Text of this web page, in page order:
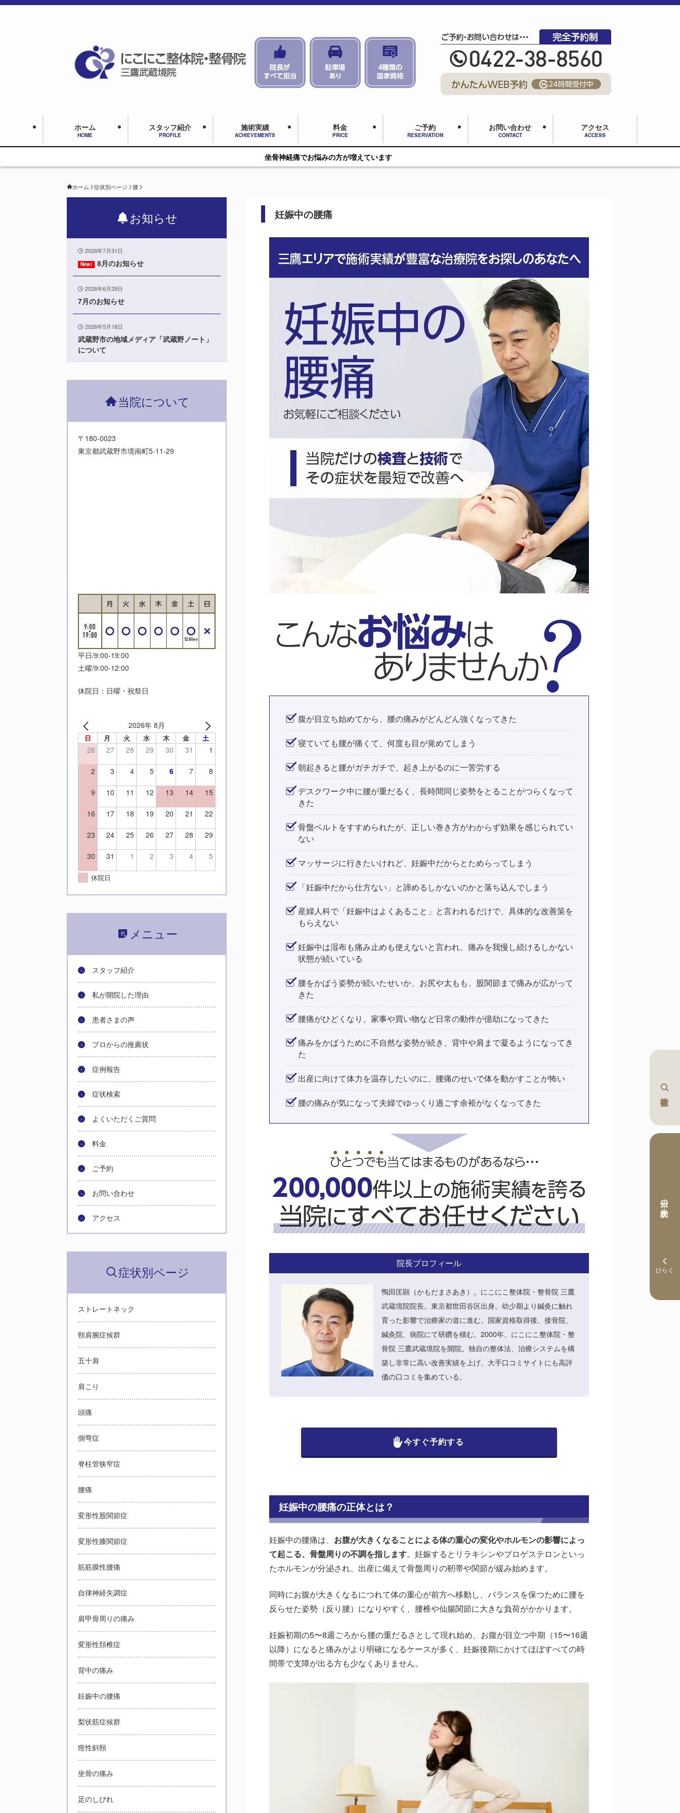
ホーム
HOME
スタッフ紹介
PROFILE
施術実績
ACHIEVEMENTS
料金
PRICE
ご予約
RESERVATION
お問い合わせ
CONTACT
アクセス
ACCESS
坐骨神経痛でお悩みの方が増えています
ホーム 症状別ページ 腰
妊娠中の腰痛
本日の予約状況
腹が目立ち始めてから、腰の痛みがどんどん強くなってきた
寝ていても腰が痛くて、何度も目が覚めてしまう
朝起きると腰がガチガチで、起き上がるのに一苦労する
デスクワーク中に腰が重だるく、長時間同じ姿勢をとることがつらくなって
きた
骨盤ベルトをすすめられたが、正しい巻き方がわからず効果を感じられてい
ない
マッサージに行きたいけれど、妊娠中だからとためらってしまう
「妊娠中だから仕方ない」と諦めるしかないのかと落ち込んでしまう
産婦人科で「妊娠中はよくあること」と言われるだけで、具体的な改善策を
もらえない
妊娠中は湿布も痛み止めも使えないと言われ、痛みを我慢し続けるしかない
状態が続いている
腰をかばう姿勢が続いたせいか、お尻や太もも、股関節まで痛みが広がって
きた
腰痛がひどくなり、家事や買い物など日常の動作が億劫になってきた
痛みをかばうために不自然な姿勢が続き、背中や肩まで凝るようになってき
た
出産に向けて体力を温存したいのに、腰痛のせいで体を動かすことが怖い
腰の痛みが気になって夫婦でゆっくり過ごす余裕がなくなってきた
院長プロフィール
鴨田匡顕（かもだまさあき）。にこにこ整体院・整骨院 三鷹
武蔵境院院長。東京都世田谷区出身。幼少期より鍼灸に触れ
育った影響で治療家の道に進む。国家資格取得後、接骨院、
鍼灸院、病院にて研鑽を積む。2000年、にこにこ整体院・整
骨院 三鷹武蔵境院を開院。独自の整体法、治療システムを構
築し非常に高い改善実績を上げ、大手口コミサイトにも高評
価の口コミを集めている。
今すぐ予約する
妊娠中の腰痛の正体とは？
妊娠中の腰痛は、 お腹が大きくなることによる体の重心の変化やホルモンの影響によっ
て起こる、骨盤周りの不調を指します。妊娠するとリラキシンやプロゲステロンといっ
たホルモンが分泌され、出産に備えて骨盤周りの靭帯や関節が緩み始めます。
同時にお腹が大きくなるにつれて体の重心が前方へ移動し、バランスを保つために腰を
反らせた姿勢（反り腰）になりやすく、腰椎や仙腸関節に大きな負荷がかかります。
妊娠初期の5〜8週ごろから腰の重だるさとして現れ始め、お腹が目立つ中期（15〜16週
以降）になると痛みがより明確になるケースが多く、妊娠後期にかけてほぼすべての時
間帯で支障が出る方も少なくありません。
お知らせ
2026年7月31日
8月のお知らせ
2026年6月29日
7月のお知らせ
2026年5月18日
武蔵野市の地域メディア「武蔵野ノート」
について
当院について
〒180-0023
東京都武蔵野市境南町5-11-29
平日/9:00-19:00
土曜/9:00-12:00
休院日：日曜・祝祭日
2026年 8月
日 月 火 水 木 金 土
26 27 28 29 30 31 1
2 3 4 5 6 7 8
9 10 11 12 13 14 15
16 17 18 19 20 21 22
23 24 25 26 27 28 29
30 31 1 2 3 4 5
休院日
メニュー
スタッフ紹介
私が開院した理由
患者さまの声
プロからの推薦状
症例報告
症状検索
よくいただくご質問
料金
ご予約
お問い合わせ
アクセス
症状別ページ
ストレートネック
頸肩腕症候群
五十肩
肩こり
頭痛
側弯症
脊柱管狭窄症
腰痛
変形性股関節症
変形性膝関節症
筋筋膜性腰痛
自律神経失調症
肩甲骨周りの痛み
変形性頚椎症
背中の痛み
妊娠中の腰痛
梨状筋症候群
痙性斜頸
坐骨の痛み
足のしびれ